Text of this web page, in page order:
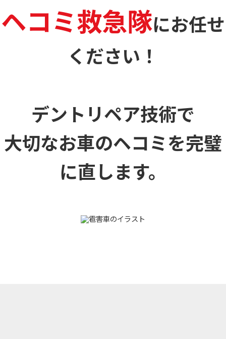
ヘコミ救急隊にお任せ
ください！
デントリペア技術で
大切なお車のヘコミを完璧
に直します。